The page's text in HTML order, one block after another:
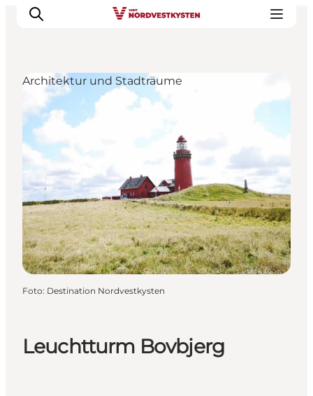
Urlaubsorte
Inspiration
Events
Unterkunft
Mach deine Urlaubsplanung
Leuchtturm Bovbjerg
Architektur und Stadträume
Foto: Destination Nordvestkysten